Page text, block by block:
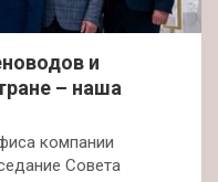
и
– наша
компании
Совета